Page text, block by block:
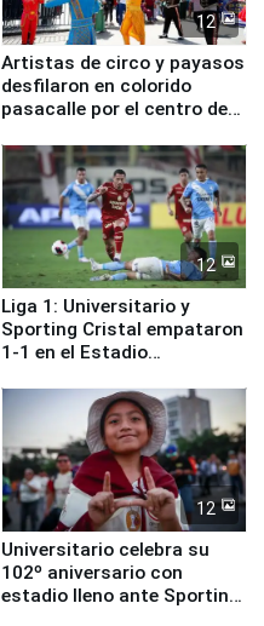
12
Artistas de circo y payasos
desfilaron en colorido
pasacalle por el centro de
12
Liga 1: Universitario y
Sporting Cristal empataron
1-1 en el Estadio
12
Universitario celebra su
102º aniversario con
estadio lleno ante Sporting